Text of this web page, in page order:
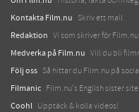
Kontakta Film.nu Skriv ett mail
Redaktion Vi som skriver för Film.nu
Medverka på Film.nu Vill du bli
Följ oss Så hittar du Film.nu på
Filmanic Film.nu's English sister
Coohl Upptäck & kolla videos!